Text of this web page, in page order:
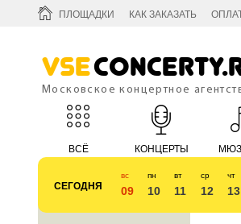
ПЛОЩАДКИ КАК ЗАКАЗАТЬ
Vse
Московское концертное
ВСЁ КОНЦЕРТЫ
СЕГОДНЯ
вс
09
пн
10
вт
11
ср
12
чт
13